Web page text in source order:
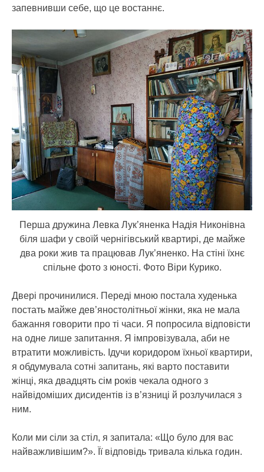
запевнивши себе, що це востаннє.
Перша дружина Левка Лук’яненка Надія Никонівна
біля шафи у своїй чернігівський квартирі, де майже
два роки жив та працював Лук’яненко. На стіні їхнє
спільне фото з юності. Фото Віри Курико.
Двері прочинилися. Переді мною постала худенька
постать майже дев’яностолітньої жінки, яка не мала
бажання говорити про ті часи. Я попросила відповісти
на одне лише запитання. Я імпровізувала, аби не
втратити можливість. Ідучи коридором їхньої квартири,
я обдумувала сотні запитань, які варто поставити
жінці, яка двадцять сім років чекала одного з
найвідоміших дисидентів із в’язниці й розлучилася з
ним.
Коли ми сіли за стіл, я запитала: «Що було для вас
найважливішим?». Її відповідь тривала кілька годин.